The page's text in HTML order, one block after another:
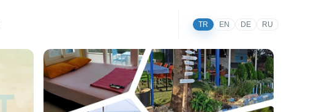
TR EN DE RU